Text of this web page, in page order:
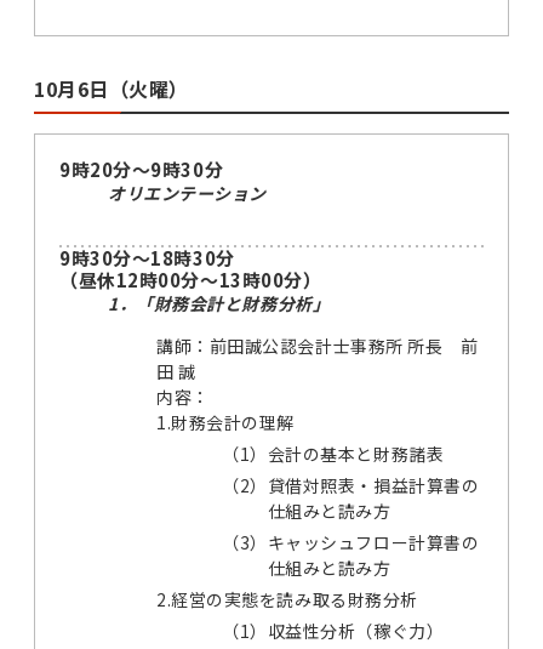
10月6日（火曜）
9時20分～9時30分
オリエンテーション
9時30分～18時30分
（昼休12時00分～13時00分）
1．「財務会計と財務分析」
講師：前田誠公認会計士事務所 所長 前
田 誠
内容：
1.財務会計の理解
（1） 会計の基本と財務諸表
（2） 貸借対照表・損益計算書の
仕組みと読み方
（3） キャッシュフロー計算書の
仕組みと読み方
2.経営の実態を読み取る財務分析
（1） 収益性分析（稼ぐ力）